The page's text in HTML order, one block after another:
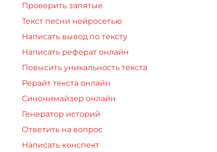
Проверить запятые
Текст песни нейросетью
Написать вывод по тексту
Написать реферат онлайн
Повысить уникальность текста
Рерайт текста онлайн
Синонимайзер онлайн
Генератор историй
Ответить на вопрос
Написать конспект